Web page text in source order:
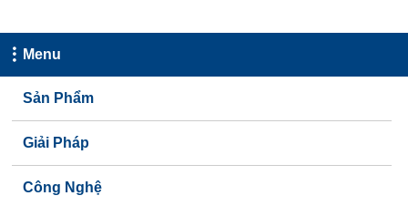
Menu
Sản Phẩm
Giải Pháp
Công Nghệ